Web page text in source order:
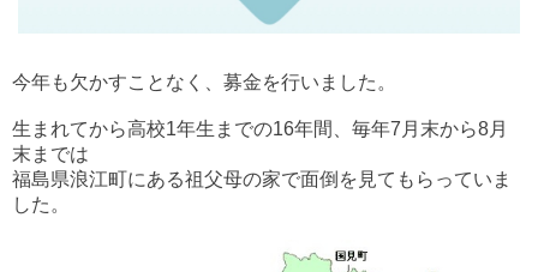
今年も欠かすことなく、募金を行いました。
生まれてから高校1年生までの16年間、毎年7月末から8月
末までは
福島県浪江町にある祖父母の家で面倒を見てもらっていま
した。